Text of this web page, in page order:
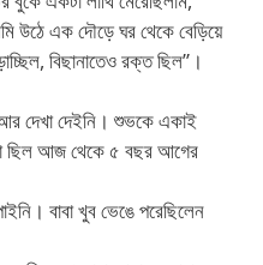
উঠে এক দৌড়ে ঘর থেকে বেড়িয়ে
বিছানাতেও রক্ত ছিল”।
দেখা দেইনি। শুভকে একাই
ছিল আজ থেকে ৫ বছর আগের
বাবা খুব ভেঙে পরেছিলেন